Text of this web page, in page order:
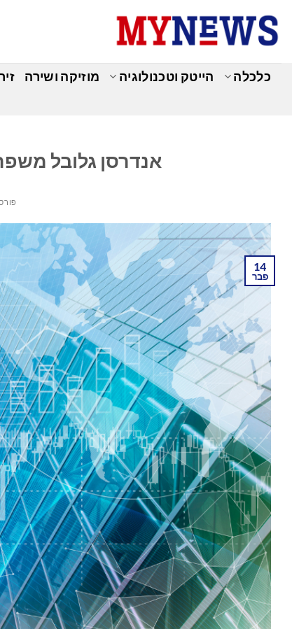
content
כלכלה הייטק וטכנולוגיה מוזיקה ושירה
אנדרסן גלובל
14
פבר